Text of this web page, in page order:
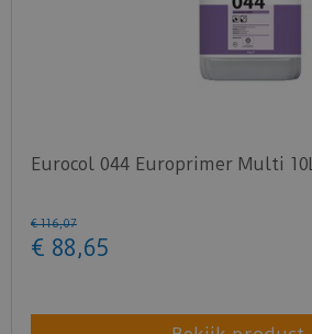
Eurocol 044 Europrimer Multi 10L
€ 116,07
€ 88,65